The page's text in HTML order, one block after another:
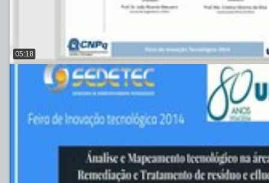
05:18